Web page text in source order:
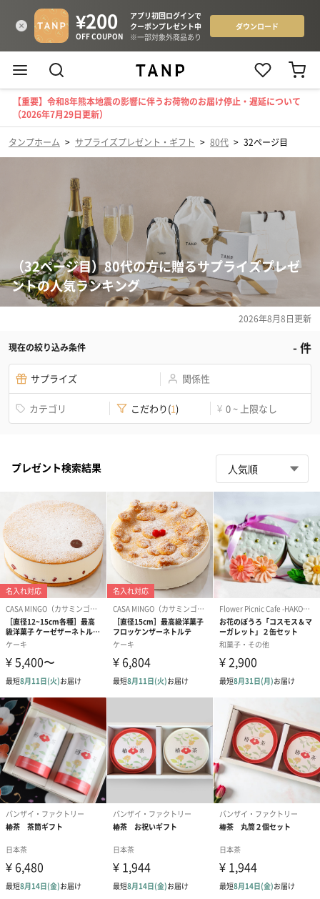
【重要】令和8年熊本地震の影響に伴うお荷物のお届け停止・遅延について
（2026年7月29日更新）
タンプホーム > サプライズプレゼント・ギフト > 80代 > 32ページ目
（32ページ目）80代の方に贈るサプライズプレゼ
ントの人気ランキング
2026年8月8日更新
現在の絞り込み条件 -件
サプライズ 関係性
カテゴリ こだわり(1) ¥ 0 ~ 上限なし
プレゼント検索結果